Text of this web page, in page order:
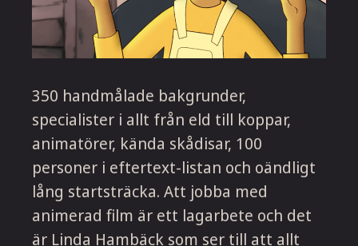
350 handmålade bakgrunder,
specialister i allt från eld till koppar,
animatörer, kända skådisar, 100
personer i eftertext-listan och oändligt
lång startsträcka. Att jobba med
animerad film är ett lagarbete och det
är Linda Hambäck som ser till att allt